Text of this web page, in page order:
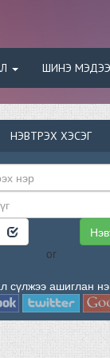
ШИНЭ
НЭВТРЭХ ХЭСЭГ
or
сүлжээ ашиглан